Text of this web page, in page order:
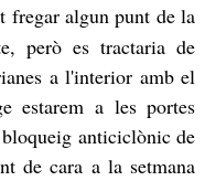
fregar algun punt de la
però es tractaria de
a l'interior amb el
estarem a les portes
anticiclònic de
de cara a la setmana